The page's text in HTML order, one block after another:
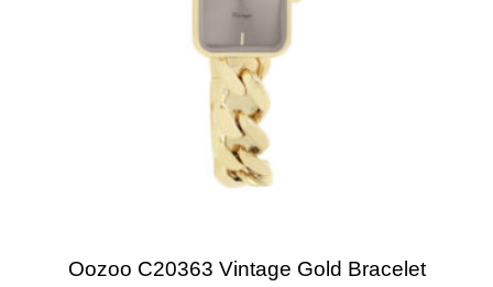
Oozoo C20363 Vintage Gold Bracelet